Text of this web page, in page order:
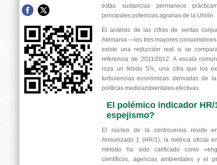
estas sustancias permanece
principales potencias agrarias de la Unión.
El análisis de las cifras de ventas
Alemania —los tres mayores
existe una reducción real si se
referencia de 2011/2012. A escala
roza un tímido 5%, una cifra que los
turbulencias económicas derivadas de
políticas medioambientales efectivas.
El polémico indicador
espejismo?
El núcleo de la controversia reside
Armonizado 1 (HR/1), la métrica oficial
método ha sido calificado como
científicos, agencias ambientales y el